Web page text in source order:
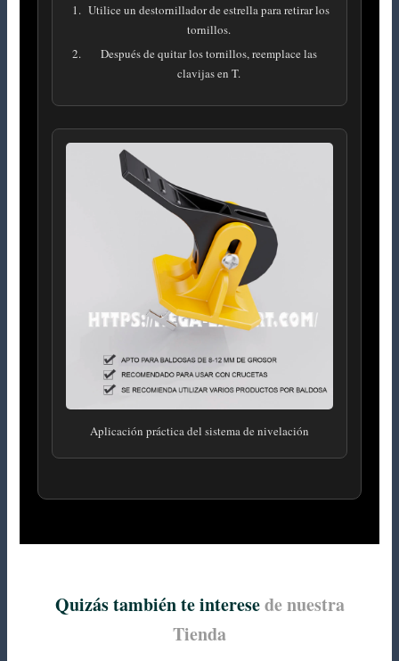
Utilice un destornillador de estrella para retirar los
tornillos.
Después de quitar los tornillos, reemplace las
clavijas en T.
Aplicación práctica del sistema de nivelación
Quizás también te interesede nuestra
Tienda